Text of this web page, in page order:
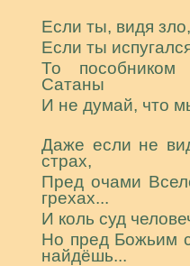
Если ты, видя
Если ты
То
Сатаны
И не думай, что
Даже если не
страх,
Пред очами
грехах...
И коль суд
Но пред Божьим
найдёшь...